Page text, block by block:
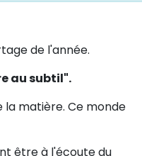
de l'année.
au subtil".
la matière. Ce monde
être à l'écoute du